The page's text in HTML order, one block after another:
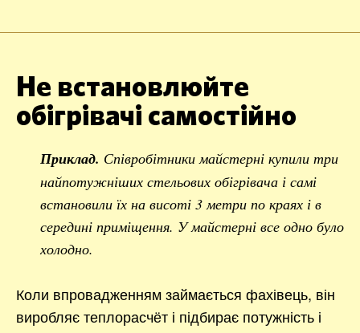
Не встановлюйте
обігрівачі самостійно
Приклад. Співробітники майстерні купили три
найпотужніших стельових обігрівача і самі
встановили їх на висоті 3 метри по краях і в
середині приміщення. У майстерні все одно було
холодно.
Коли впровадженням займається фахівець, він
виробляє теплорасчёт і підбирає потужність і